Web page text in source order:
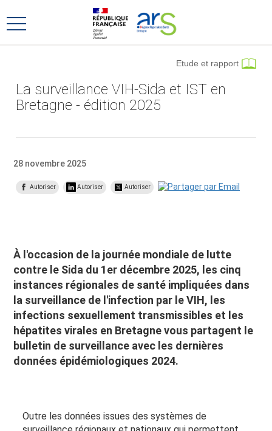
au
menu
au
contenu
Ouvrir
La surveillance VIH-Sida et IST en
Bretagne - édition 2025
Etude et rapport
28 novembre 2025
Autoriser Autoriser Autoriser
À l'occasion de la journée mondiale de lutte
contre le Sida du 1er décembre 2025, les cinq
instances régionales de santé impliquées dans
la surveillance de l'infection par le VIH, les
infections sexuellement transmissibles et les
hépatites virales en Bretagne vous partagent le
bulletin de surveillance avec les dernières
données épidémiologiques 2024.
Outre les données issues des systèmes de